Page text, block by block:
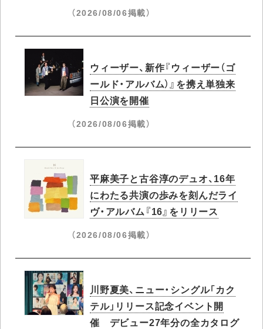
（2026/08/06掲載）
ウィーザー、新作『ウィーザー（ゴ
ールド・アルバム）』を携え単独来
日公演を開催
（2026/08/06掲載）
平麻美子と古谷淳のデュオ、16年
にわたる共演の歩みを刻んだライ
ヴ・アルバム『16』をリリース
（2026/08/06掲載）
川野夏美、ニュー・シングル「カク
テル」リリース記念イベント開
催 デビュー27年分の全カタログ